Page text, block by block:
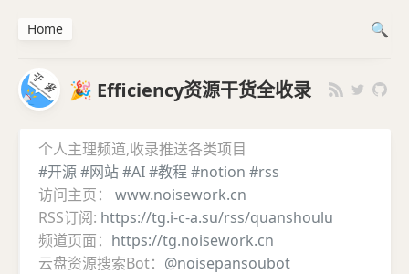
🎉 Efficiency资源干货全收录
个人主理频道,收录推送各类项目
#开源#网站#AI#教程 #notion #rss
访问主页： www.noisework.cn
RSS订阅: https://tg.i-c-a.su/rss/quanshoulu
频道页面： https://tg.noisework.cn
云盘资源搜索Bot： @noisepansoubot
Home